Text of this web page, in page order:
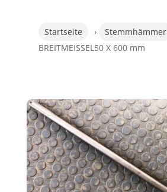
Startseite › Stemmhämmer
BREITMEISSEL50 X 600 mm